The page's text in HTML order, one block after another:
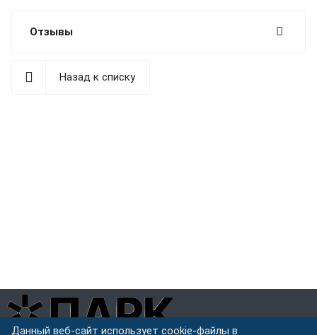
Отзывы
Назад к списку
Данный веб-сайт использует cookie-файлы в